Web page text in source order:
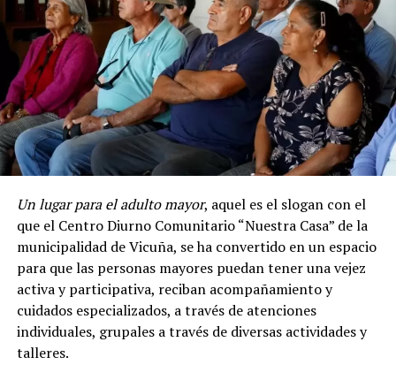
Un lugar para el adulto mayor, aquel es el slogan con el
que el Centro Diurno Comunitario “Nuestra Casa” de la
municipalidad de Vicuña, se ha convertido en un espacio
para que las personas mayores puedan tener una vejez
activa y participativa, reciban acompañamiento y
cuidados especializados, a través de atenciones
individuales, grupales a través de diversas actividades y
talleres.